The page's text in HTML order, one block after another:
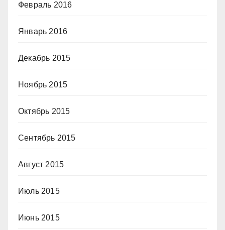
Февраль 2016
Январь 2016
Декабрь 2015
Ноябрь 2015
Октябрь 2015
Сентябрь 2015
Август 2015
Июль 2015
Июнь 2015